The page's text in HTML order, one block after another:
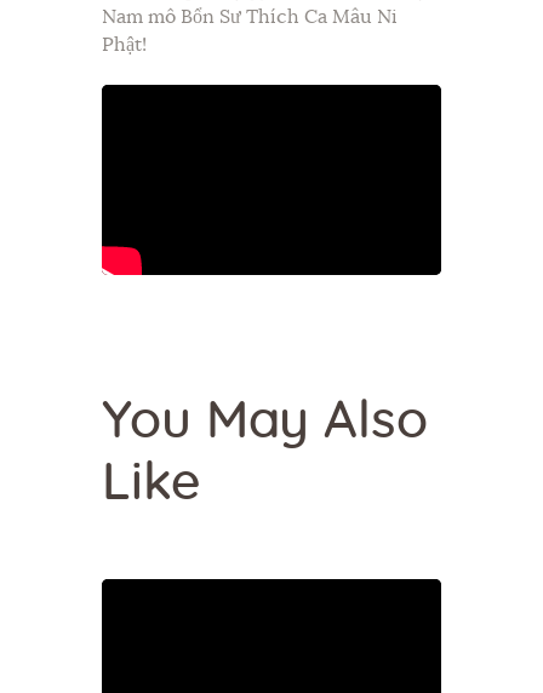
Nam mô Bổn Sư Thích Ca Mâu Ni
Phật!
You May Also
Like